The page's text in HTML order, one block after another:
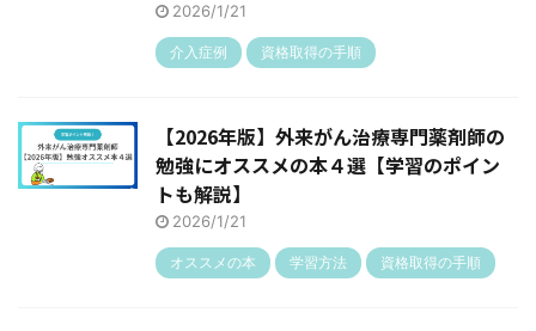
2026/1/21
介入症例 資格取得の手順
【2026年版】外来がん治療専門薬剤師の
勉強にオススメの本４選【学習のポイン
トも解説】
2026/1/21
オススメの本 学習方法 資格取得の手順